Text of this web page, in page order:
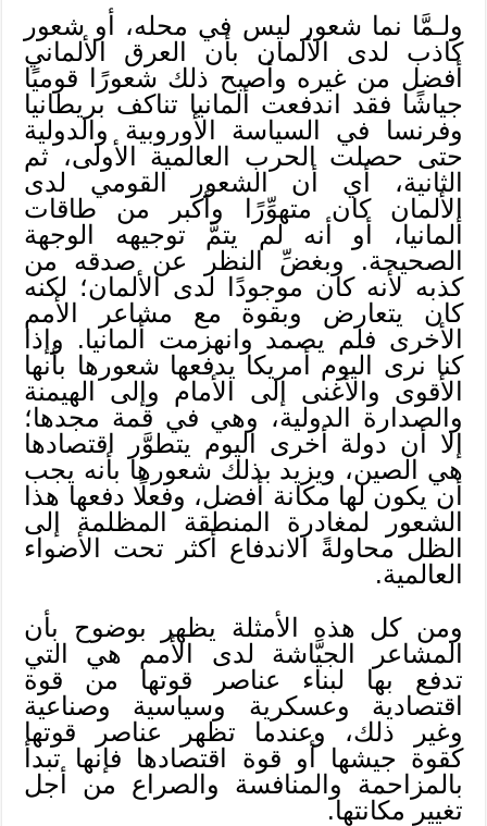
ولـمَّا نما شعور ليس في محله، أو شعور
كاذب لدى الألمان بأن العرق الألماني
أفضل من غيره وأصبح ذلك شعورًا قوميًا
جياشًا فقد اندفعت ألمانيا تناكف بريطانيا
وفرنسا في السياسة الأوروبية والدولية
حتى حصلت الحرب العالمية الأولى، ثم
الثانية، أي أن الشعور القومي لدى
الألمان كان متهوِّرًا وأكبر من طاقات
ألمانيا، أو أنه لم يتمَّ توجيهه الوجهة
الصحيحة. وبغضِّ النظر عن صدقه من
كذبه لأنه كان موجودًا لدى الألمان؛ لكنه
كان يتعارض وبقوة مع مشاعر الأمم
الأخرى فلم يصمد وانهزمت ألمانيا. وإذا
كنا نرى اليوم أمريكا يدفعها شعورها بأنها
الأقوى والأغنى إلى الأمام وإلى الهيمنة
والصدارة الدولية، وهي في قمة مجدها؛
إلا أن دولة أخرى اليوم يتطوَّر اقتصادها
هي الصين، ويزيد بذلك شعورها بأنه يجب
أن يكون لها مكانة أفضل، وفعلًا دفعها هذا
الشعور لمغادرة المنطقة المظلمة إلى
الظل محاولةً الاندفاع أكثر تحت الأضواء
العالمية.
ومن كل هذه الأمثلة يظهر بوضوح بأن
المشاعر الجيَّاشة لدى الأمم هي التي
تدفع بها لبناء عناصر قوتها من قوة
اقتصادية وعسكرية وسياسية وصناعية
وغير ذلك، وعندما تظهر عناصر قوتها
كقوة جيشها أو قوة اقتصادها فإنها تبدأ
بالمزاحمة والمنافسة والصراع من أجل
تغيير مكانتها.